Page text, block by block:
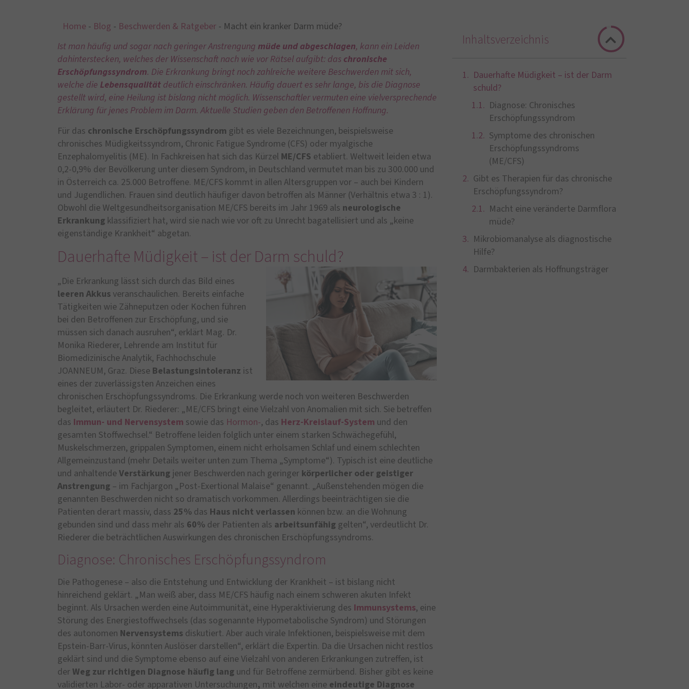
Home - Blog - Beschwerden & Ratgeber - Macht ein kranker Darm müde?
Ist man häufig und sogar nach geringer Anstrengung müde und abgeschlagen, kann ein Leiden
dahinterstecken, welches der Wissenschaft nach wie vor Rätsel aufgibt: das chronische
Erschöpfungssyndrom. Die Erkrankung bringt noch zahlreiche weitere Beschwerden mit sich,
welche die Lebensqualität deutlich einschränken. Häufig dauert es sehr lange, bis die Diagnose
gestellt wird, eine Heilung ist bislang nicht möglich. Wissenschaftler vermuten eine vielversprechende
Erklärung für jenes Problem im Darm. Aktuelle Studien geben den Betroffenen Hoffnung.
Für das chronische Erschöpfungssyndrom gibt es viele Bezeichnungen, beispielsweise
chronisches Müdigkeitssyndrom, Chronic Fatigue Syndrome (CFS) oder myalgische
Enzephalomyelitis (ME). In Fachkreisen hat sich das Kürzel ME/CFS etabliert. Weltweit leiden etwa
0,2-0,9% der Bevölkerung unter diesem Syndrom, in Deutschland vermutet man bis zu 300.000 und
in Österreich ca. 25.000 Betroffene. ME/CFS kommt in allen Altersgruppen vor – auch bei Kindern
und Jugendlichen. Frauen sind deutlich häufiger davon betroffen als Männer (Verhältnis etwa 3 : 1).
Obwohl die Weltgesundheitsorganisation ME/CFS bereits im Jahr 1969 als neurologische
Erkrankung klassifiziert hat, wird sie nach wie vor oft zu Unrecht bagatellisiert und als „keine
eigenständige Krankheit“ abgetan.
Dauerhafte Müdigkeit – ist der Darm schuld?
„Die Erkrankung lässt sich durch das Bild eines
leeren Akkus veranschaulichen. Bereits einfache
Tätigkeiten wie Zähneputzen oder Kochen führen
bei den Betroffenen zur Erschöpfung, und sie
müssen sich danach ausruhen“, erklärt Mag. Dr.
Monika Riederer, Lehrende am Institut für
Biomedizinische Analytik, Fachhochschule
JOANNEUM, Graz. Diese Belastungsintoleranz ist
eines der zuverlässigsten Anzeichen eines
chronischen Erschöpfungssyndroms. Die Erkrankung werde noch von weiteren Beschwerden
begleitet, erläutert Dr. Riederer: „ME/CFS bringt eine Vielzahl von Anomalien mit sich. Sie betreffen
das Immun- und Nervensystem sowie das Hormon-, das Herz-Kreislauf-System und den
gesamten Stoffwechsel.“ Betroffene leiden folglich unter einem starken Schwächegefühl,
Muskelschmerzen, grippalen Symptomen, einem nicht erholsamen Schlaf und einem schlechten
Allgemeinzustand (mehr Details weiter unten zum Thema „Symptome“). Typisch ist eine deutliche
und anhaltende Verstärkung jener Beschwerden nach geringer körperlicher oder geistiger
Anstrengung – im Fachjargon „Post-Exertional Malaise“ genannt. „Außenstehenden mögen die
genannten Beschwerden nicht so dramatisch vorkommen. Allerdings beeinträchtigen sie die
Patienten derart massiv, dass 25% das Haus nicht verlassen können bzw. an die Wohnung
gebunden sind und dass mehr als 60% der Patienten als arbeitsunfähig gelten“, verdeutlicht Dr.
Riederer die beträchtlichen Auswirkungen des chronischen Erschöpfungssyndroms.
Diagnose: Chronisches Erschöpfungssyndrom
Die Pathogenese – also die Entstehung und Entwicklung der Krankheit – ist bislang nicht
hinreichend geklärt. „Man weiß aber, dass ME/CFS häufig nach einem schweren akuten Infekt
beginnt. Als Ursachen werden eine Autoimmunität, eine Hyperaktivierung des Immunsystems, eine
Störung des Energiestoffwechsels (das sogenannte Hypometabolische Syndrom) und Störungen
des autonomen Nervensystems diskutiert. Aber auch virale Infektionen, beispielsweise mit dem
Epstein-Barr-Virus, könnten Auslöser darstellen“, erklärt die Expertin. Da die Ursachen nicht restlos
geklärt sind und die Symptome ebenso auf eine Vielzahl von anderen Erkrankungen zutreffen, ist
derWeg zur richtigen Diagnose häufig lang und für Betroffene zermürbend. Bisher gibt es keine
validierten Labor- oder apparativen Untersuchungen, mit welchen eine eindeutige Diagnose
Inhaltsverzeichnis
Dauerhafte Müdigkeit – ist der Darm
schuld?
Diagnose: Chronisches
Erschöpfungssyndrom
Symptome des chronischen
Erschöpfungssyndroms
(ME/CFS)
Gibt es Therapien für das chronische
Erschöpfungssyndrom?
Macht eine veränderte Darmflora
müde?
Mikrobiomanalyse als diagnostische
Hilfe?
Darmbakterien als Hoffnungsträger